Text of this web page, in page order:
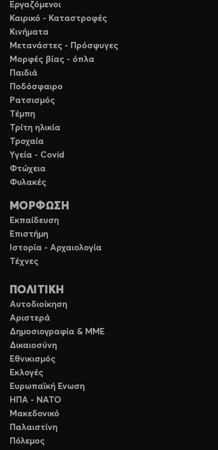
Εργαζόμενοι
Καιρικό - Καταστροφές
Κινήματα
Μετανάστες - Πρόσφυγες
Μορφές βίας - όπλα
Παιδιά
Ποδόσφαιρο
Ρατσισμός
Τέμπη
Τρίτη ηλικία
Τροχαία
Υγεία - Covid
Φτώχεια
Φυλακές
ΜΟΡΦΩΣΗ
Εκπαίδευση
Επιστήμη
Ιστορία - Αρχαιολογία
Τέχνες
ΠΟΛΙΤΙΚΗ
Αυτοδιοίκηση
Αριστερά
Δημοσιογραφία & ΜΜΕ
Δικαιοσύνη
Εθνικισμός
Εκλογές
Ευρωπαϊκή Ενωση
ΗΠΑ - ΝΑΤΟ
Μακεδονικό
Παλαιστίνη
Πόλεμος